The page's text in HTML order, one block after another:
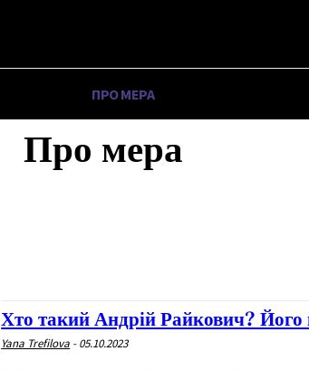
ПРО МЕРА
Про мера
Хто такий Андрій Райкович?
Yana Trefilova - 05.10.2023